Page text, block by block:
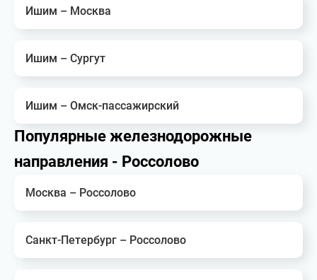
Ишим – Москва
Ишим – Сургут
Ишим – Омск-пассажирский
Популярные железнодорожные
направления - Россолово
Москва – Россолово
Санкт-Петербург – Россолово